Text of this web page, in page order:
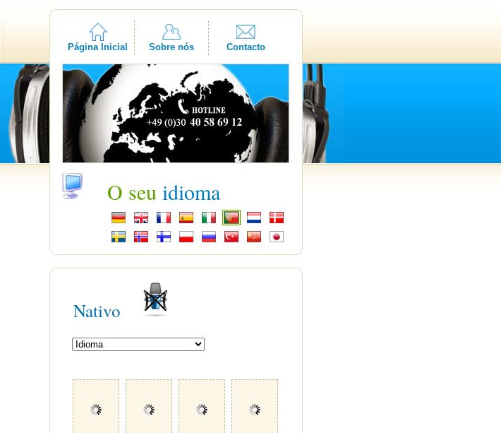
Página Inicial Sobre nós Contacto
O seu idioma
Nativo